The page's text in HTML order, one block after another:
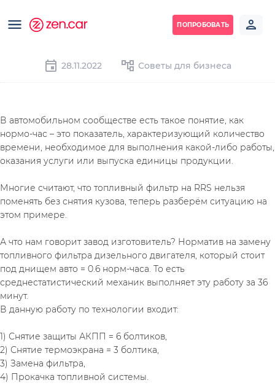
ПОПРОБОВАТЬ
28.11.2022 Советы для бизнеса
В автомобильном сообществе есть такое понятие, как
нормо-час – это показатель, характеризующий количество
времени, необходимое для выполнения какой-либо работы,
оказания услуги или выпуска единицы продукции.
Многие считают, что топливный фильтр на RRS нельзя
поменять без снятия кузова, теперь разберём ситуацию на
этом примере.
А что нам говорит завод изготовитель? Норматив на замену
топливного фильтра дизельного двигателя, который стоит
под днищем авто = 0.6 норм-часа. То есть
среднестатистический механик выполняет эту работу за 36
минут.
В данную работу по технологии входит:
1) Снятие защиты АКПП = 6 болтиков,
2) Снятие термоэкрана = 3 болтика,
3) Замена фильтра,
4) Прокачка топливной системы.